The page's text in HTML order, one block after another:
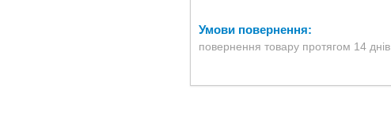
повернення товару протягом 14 днів